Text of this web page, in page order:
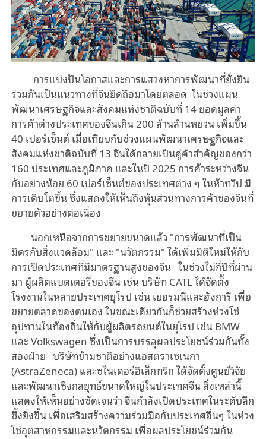
การแบ่งปันโอกาสและการแสวงหาการพัฒนาที่ยั่งยืน
ร่วมกันเป็นแนวทางที่จีนยึดถือมาโดยตลอด ในช่วงแผน
พัฒนาเศรษฐกิจและสังคมแห่งชาติฉบับที่ 14 ยอดมูลค่า
การค้าต่างประเทศของจีนเกิน 200 ล้านล้านหยวน เพิ่มขึ้น
40 เปอร์เซ็นต์ เมื่อเทียบกับช่วงแผนพัฒนาเศรษฐกิจและ
สังคมแห่งชาติฉบับที่ 13 จีนได้กลายเป็นคู่ค้าสำคัญของกว่า
160 ประเทศและภูมิภาค และในปี 2025 การค้าระหว่างจีน
กับอย่างน้อย 60 เปอร์เซ็นต์ของประเทศต่าง ๆ ในห้าทวีป มี
การเติบโตขึ้น ซึ่งแสดงให้เห็นถึงหุ้นส่วนทางการค้าของจีนที่
ขยายตัวอย่างต่อเนื่อง
นอกเหนือจากการขยายขนาดแล้ว "การพัฒนาที่เป็น
มิตรกับสิ่งแวดล้อม" และ "นวัตกรรม" ได้เพิ่มมิติใหม่ให้กับ
การเปิดประเทศที่มีมาตรฐานสูงของจีน ในช่วงไม่กี่ปีที่ผ่าน
มา ผู้ผลิตแบตเตอรี่ของจีน เช่น บริษัท CATL ได้จัดตั้ง
โรงงานในหลายประเทศยุโรป เช่น เยอรมนีและฮังการี เพื่อ
ขยายตลาดของตนเอง ในขณะเดียวกันก็ช่วยสร้างห่วงโซ่
อุปทานในท้องถิ่นให้กับผู้ผลิตรถยนต์ในยุโรป เช่น BMW
และ Volkswagen ซึ่งเป็นการบรรลุผลประโยชน์ร่วมกันทั้ง
สองฝ่าย บริษัทข้ามชาติอย่างแอสตราเซเนกา
(AstraZeneca) และชไนเดอร์อิเล็กทริก ได้จัดตั้งศูนย์วิจัย
และพัฒนาเชิงกลยุทธ์ขนาดใหญ่ในประเทศจีน สิ่งเหล่านี้
แสดงให้เห็นอย่างชัดเจนว่า จีนกำลังเปิดประเทศในระดับลึก
ซึ้งยิ่งขึ้น เพื่อเสริมสร้างความร่วมมือกับประเทศอื่นๆ ในห่วง
โซ่อุตสาหกรรมและนวัตกรรม เพื่อผลประโยชน์ร่วมกัน